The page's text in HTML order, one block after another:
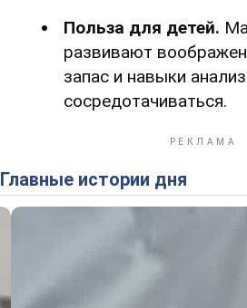
Польза для детей.
развивают
запас и навыки
сосредотачиваться.
Главные истории дня